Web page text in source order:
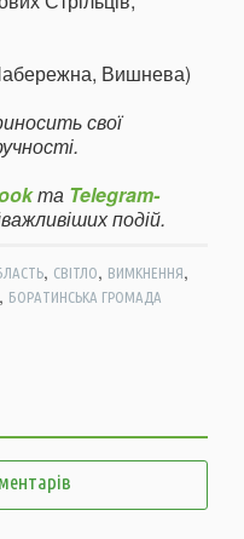
Вишнева)
свої
та Telegram-
подій.
, СВІТЛО, ВИМКНЕННЯ,
, БОРАТИНСЬКА ГРОМАДА